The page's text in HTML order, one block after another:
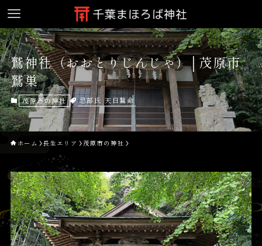
鷲神社（おおとりじんじゃ）│茂原市
鷲巣
茂原市の神社 忌部氏 天日鷲命
ホーム 長生エリア 茂原市の神社